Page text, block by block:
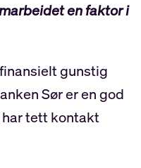
en faktor i
gunstig
Sør er en god
tett kontakt